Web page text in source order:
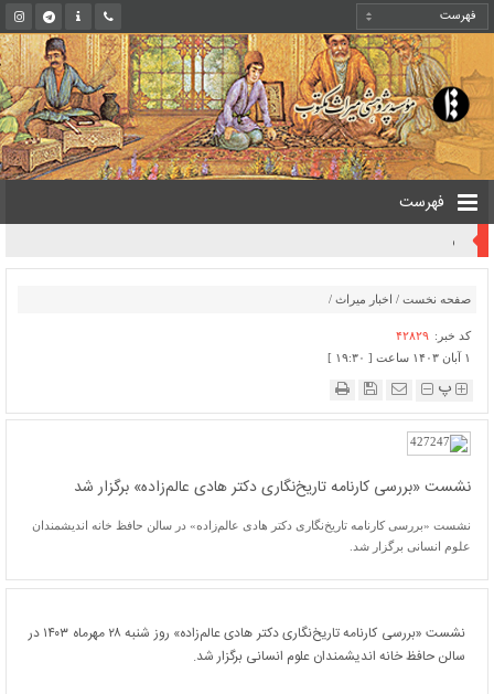
فهرست
روایت یک قرن صیانت از میراث مکتوب ایران به بیان معاون کتابخانه ملی
صفحه نخست / اخبار میراث /
کد خبر: ۴۲۸۲۹
۱ آبان ۱۴۰۳ ساعت [ ۱۹:۳۰ ]
پ
نشست «بررسی کارنامه تاریخ‌نگاری دکتر هادی عالم‌زاده» برگزار شد
نشست «بررسی کارنامه تاریخ‌نگاری دکتر هادی عالم‌زاده» در سالن حافظ خانه اندیشمندان
علوم انسانی برگزار شد.
نشست «بررسی کارنامه تاریخ‌نگاری دکتر هادی عالم‌زاده» روز شنبه ۲۸ مهرماه ۱۴۰۳ در
سالن حافظ خانه اندیشمندان علوم انسانی برگزار شد.